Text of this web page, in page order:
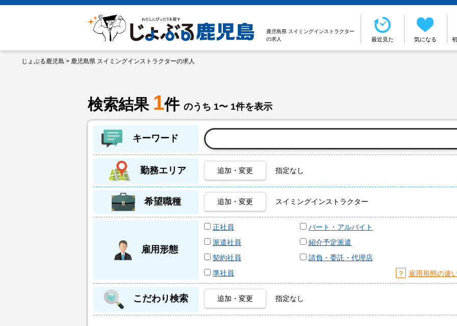
鹿児島県 スイミングインストラクター
の求人
最近見た 気になる
じょぶる鹿児島 > 鹿児島県 スイミングインストラクターの求人
検索結果 1件 のうち 1〜 1件を表示
キーワード
勤務エリア 追加・変更 指定なし
希望職種 追加・変更 スイミングインストラクター
雇用形態
正社員
パート・アルバイト
派遣社員
紹介予定派遣
契約社員
請負・委託・代理店
準社員
？ 雇用形態の違
こだわり検索 追加・変更 指定なし